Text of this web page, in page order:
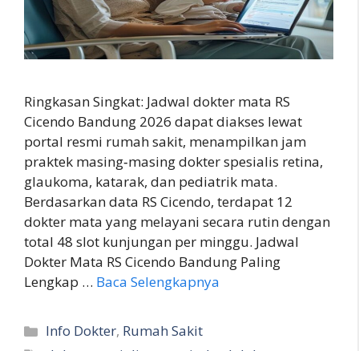
Ringkasan Singkat: Jadwal dokter mata RS
Cicendo Bandung 2026 dapat diakses lewat
portal resmi rumah sakit, menampilkan jam
praktek masing‑masing dokter spesialis retina,
glaukoma, katarak, dan pediatrik mata.
Berdasarkan data RS Cicendo, terdapat 12
dokter mata yang melayani secara rutin dengan
total 48 slot kunjungan per minggu. Jadwal
Dokter Mata RS Cicendo Bandung Paling
Lengkap … Baca Selengkapnya
Kategori
Info Dokter, Rumah Sakit